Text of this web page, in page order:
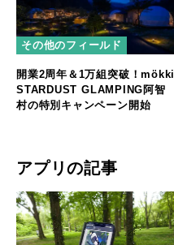
その他のフィールド
開業2周年＆1万組突破！mökki
STARDUST GLAMPING阿智
村の特別キャンペーン開始
アプリの記事